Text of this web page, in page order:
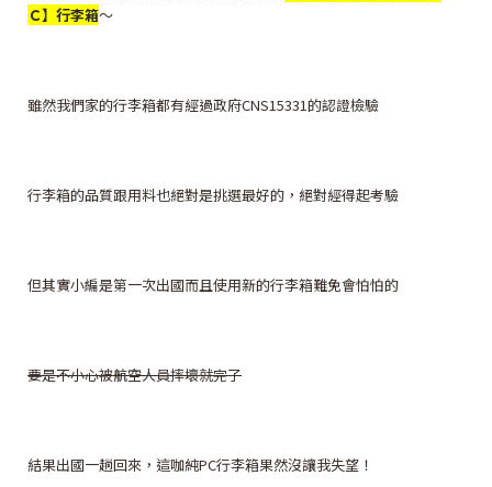
Ｃ】行李箱～
雖然我們家的行李箱都有經過政府CNS15331的認證檢驗
行李箱的品質跟用料也絕對是挑選最好的，絕對經得起考驗
但其實小編是第一次出國而且使用新的行李箱難免會怕怕的
要是不小心被航空人員摔壞就完了
結果出國一趟回來，這咖純PC行李箱果然沒讓我失望！